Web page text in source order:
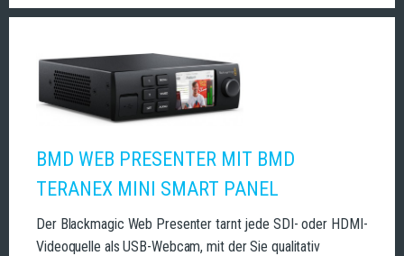
BMD WEB PRESENTER MIT BMD
TERANEX MINI SMART PANEL
Der Blackmagic Web Presenter tarnt jede SDI- oder HDMI-
Videoquelle als USB-Webcam, mit der Sie qualitativ